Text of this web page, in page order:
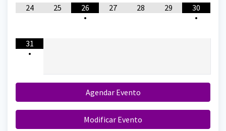
24 25
26
•
27 28 29
30
•
31
•
Agendar Evento
Modificar Evento